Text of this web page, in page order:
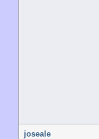
joseale